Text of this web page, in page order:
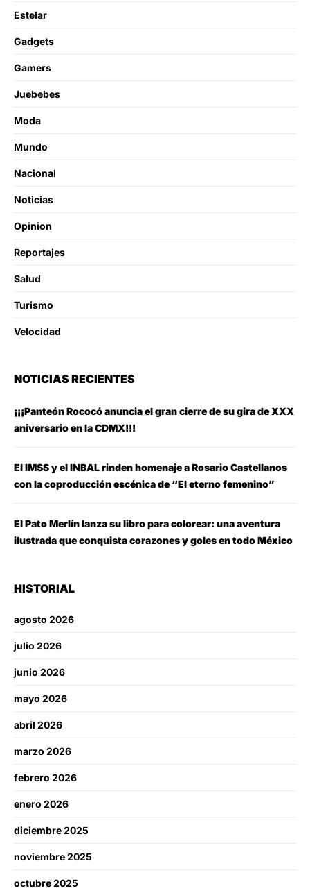
Estelar
Gadgets
Gamers
Juebebes
Moda
Mundo
Nacional
Noticias
Opinion
Reportajes
Salud
Turismo
Velocidad
NOTICIAS RECIENTES
¡¡¡Panteón Rococó anuncia el gran cierre de su gira de XXX
aniversario en la CDMX!!!
El IMSS y el INBAL rinden homenaje a Rosario Castellanos
con la coproducción escénica de “El eterno femenino”
El Pato Merlín lanza su libro para colorear: una aventura
ilustrada que conquista corazones y goles en todo México
HISTORIAL
agosto 2026
julio 2026
junio 2026
mayo 2026
abril 2026
marzo 2026
febrero 2026
enero 2026
diciembre 2025
noviembre 2025
octubre 2025